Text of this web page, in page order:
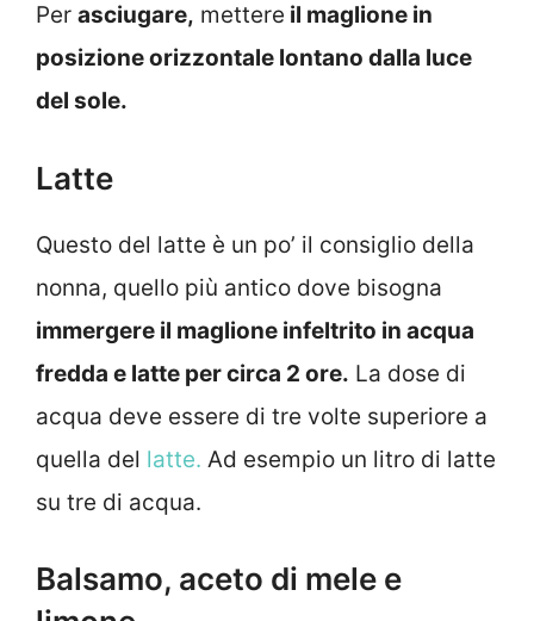
Per asciugare, mettere il maglione in
posizione orizzontale lontano dalla luce
del sole.
Latte
Questo del latte è un po’ il consiglio della
nonna, quello più antico dove bisogna
immergere il maglione infeltrito in acqua
fredda e latte per circa 2 ore. La dose di
acqua deve essere di tre volte superiore a
quella del latte. Ad esempio un litro di latte
su tre di acqua.
Balsamo, aceto di mele e